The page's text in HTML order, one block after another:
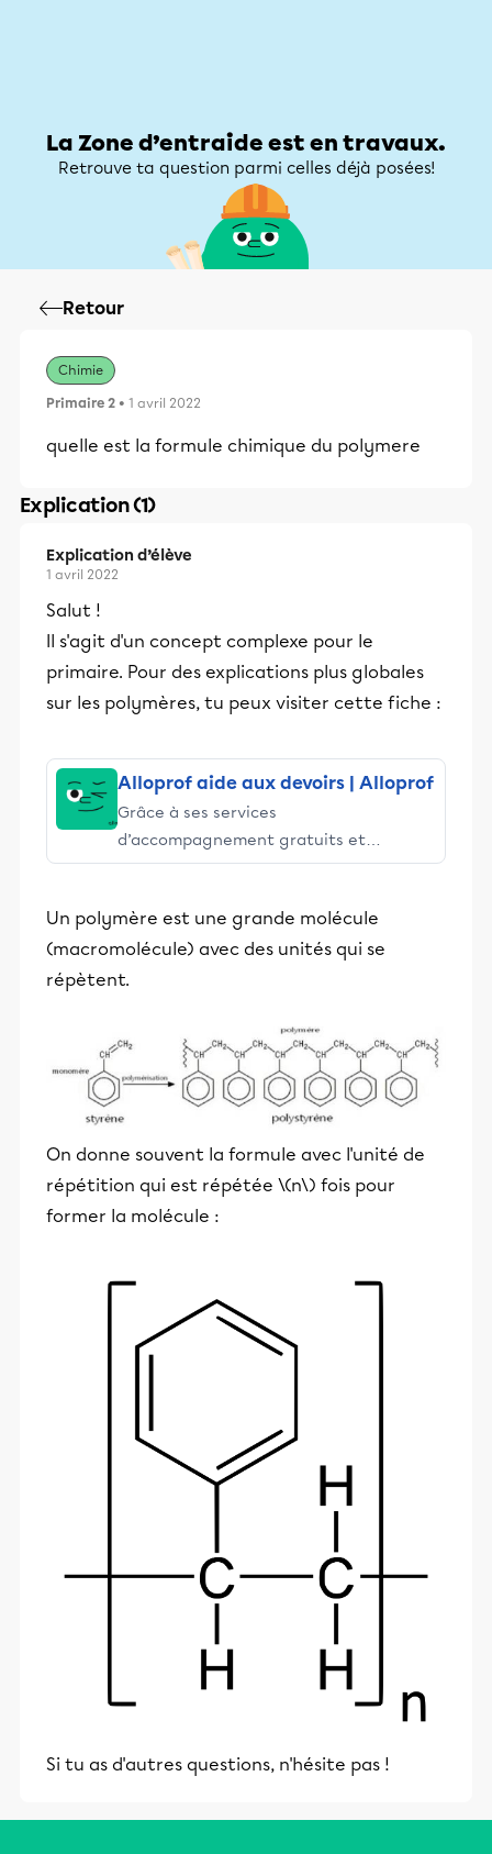
La Zone d’entraide est en travaux.
Retrouve ta question parmi celles déjà posées!
Retour
Chimie
Primaire 2 • 1 avril 2022
quelle est la formule chimique du polymere
Explication (1)
Explication d’élève
1 avril 2022
Salut !
Il s'agit d'un concept complexe pour le
primaire. Pour des explications plus globales
sur les polymères, tu peux visiter cette fiche :
Alloprof aide aux devoirs | Alloprof
Grâce à ses services
d’accompagnement gratuits et
stimulants, Alloprof engage les élèves
éducative.
Un polymère est une grande molécule
(macromolécule) avec des unités qui se
répètent.
On donne souvent la formule avec l'unité de
répétition qui est répétée \(n\) fois pour
former la molécule :
Si tu as d'autres questions, n'hésite pas !